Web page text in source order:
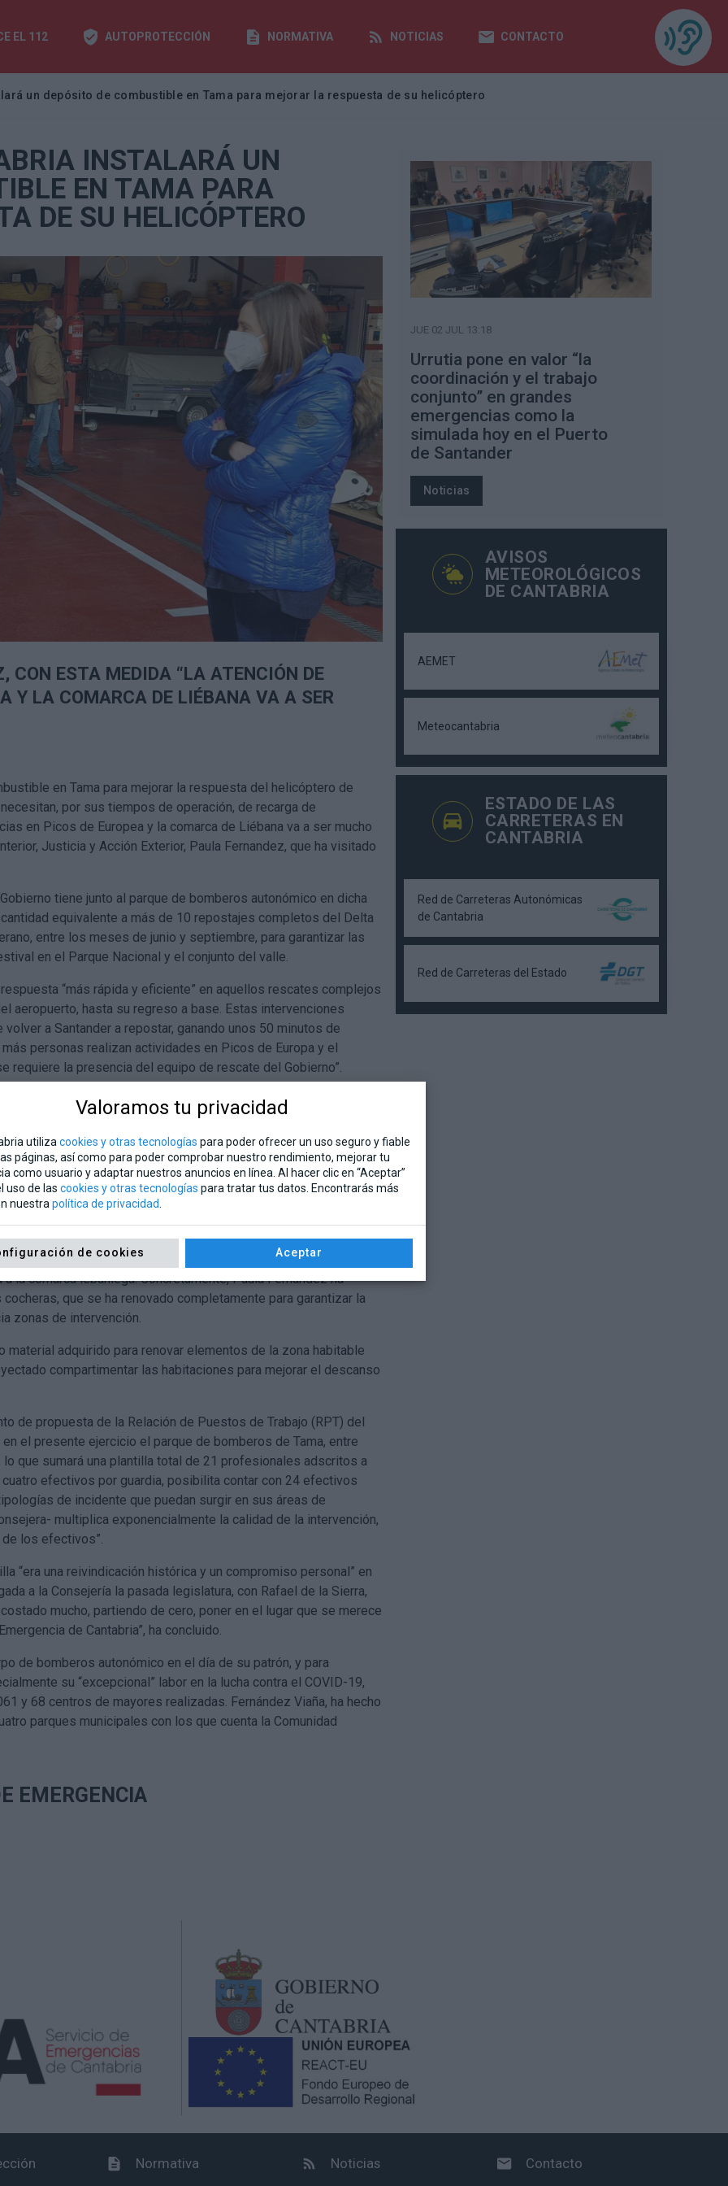
EL 112 AUTOPROTECCIÓN NORMATIVA NOTICIAS CONTACTO
un depósito de combustible en Tama para mejorar la respuesta de su helicóptero
INSTALARÁ UN
EN TAMA PARA
DE SU HELICÓPTERO
CON ESTA MEDIDA “LA ATENCIÓN DE
Y LA COMARCA DE LIÉBANA VA A SER
en Tama para mejorar la respuesta del helicóptero de
por sus tiempos de operación, de recarga de
en Picos de Europea y la comarca de Liébana va a ser mucho
Justicia y Acción Exterior, Paula Fernandez, que ha visitado
tiene junto al parque de bomberos autonómico en dicha
equivalente a más de 10 repostajes completos del Delta
entre los meses de junio y septiembre, para garantizar las
en el Parque Nacional y el conjunto del valle.
“más rápida y eficiente” en aquellos rescates complejos
aeropuerto, hasta su regreso a base. Estas intervenciones
a Santander a repostar, ganando unos 50 minutos de
personas realizan actividades en Picos de Europa y el
requiere la presencia del equipo de rescate del Gobierno”.
a las necesidades del equipo del helicóptero autonómico
posibilidad de realizar repostajes en Tama, ha apuntado
aeronave en zona y el número de descargas de agua a realizar en
de bomberos que el Servicio de Emergencias 112 del
la comarca lebaniega. Concretamente, Paula Fernández ha
que se ha renovado completamente para garantizar la
zonas de intervención.
adquirido para renovar elementos de la zona habitable
compartimentar las habitaciones para mejorar el descanso
de propuesta de la Relación de Puestos de Trabajo (RPT) del
el presente ejercicio el parque de bomberos de Tama, entre
que sumará una plantilla total de 21 profesionales adscritos a
efectivos por guardia, posibilita contar con 24 efectivos
de incidente que puedan surgir en sus áreas de
multiplica exponencialmente la calidad de la intervención,
los efectivos”.
“era una reivindicación histórica y un compromiso personal” en
a la Consejería la pasada legislatura, con Rafael de la Sierra,
mucho, partiendo de cero, poner en el lugar que se merece
de Cantabria”, ha concluido.
de bomberos autonómico en el día de su patrón, y para
su “excepcional” labor en la lucha contra el COVID-19,
y 68 centros de mayores realizadas. Fernández Viaña, ha hecho
parques municipales con los que cuenta la Comunidad
JUE 02 JUL 13:18
Urrutia pone en valor “la
coordinación y el trabajo
conjunto” en grandes
emergencias como la
simulada hoy en el Puerto
de Santander
Noticias
AVISOS
METEOROLÓGICOS
DE CANTABRIA
AEMET
Meteocantabria
ESTADO DE LAS
CARRETERAS EN
CANTABRIA
Red de Carreteras Autonómicas
de Cantabria
Red de Carreteras del Estado
EMERGENCIA
Normativa Noticias Contacto
Valoramos tu privacidad
utiliza cookies y otras tecnologías para poder ofrecer un uso seguro y fiable
páginas, así como para poder comprobar nuestro rendimiento, mejorar tu
como usuario y adaptar nuestros anuncios en línea. Al hacer clic en “Aceptar”
uso de las cookies y otras tecnologías para tratar tus datos. Encontrarás más
nuestra política de privacidad
Aceptar
de cookies